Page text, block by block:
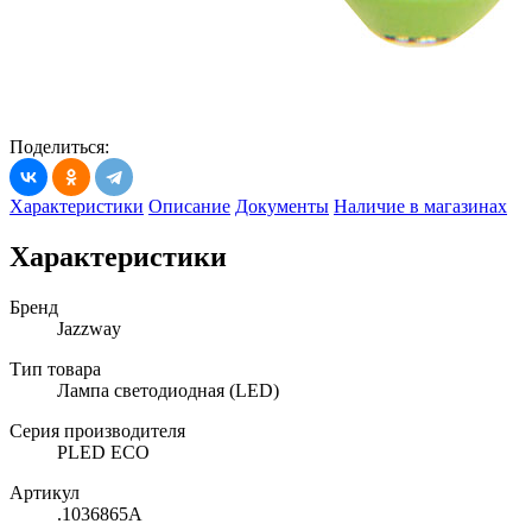
Поделиться:
Характеристики Описание Документы Наличие в магазинах
Характеристики
Бренд
Jazzway
Тип товара
Лампа светодиодная (LED)
Серия производителя
PLED ECO
Артикул
.1036865A